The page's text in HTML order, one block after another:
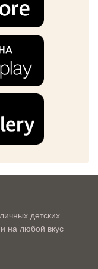
детских
на любой вкус